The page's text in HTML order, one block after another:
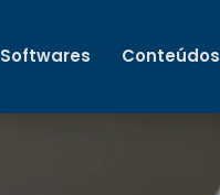
Softwares Conteúdos